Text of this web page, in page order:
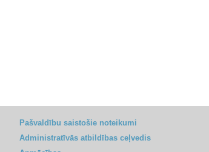
Pašvaldību saistošie noteikumi
Administratīvās atbildības ceļvedis